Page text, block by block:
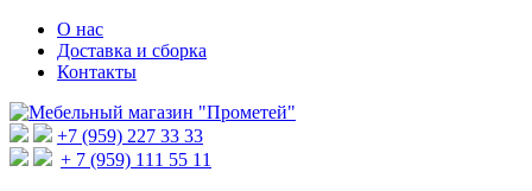
О нас
Доставка и сборка
Контакты
+7 (959) 227 33 33
+ 7 (959) 111 55 11